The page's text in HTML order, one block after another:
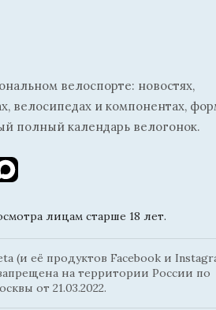
велоспорте: новостях,
велосипедах и компонентах,
полный календарь велогонок.
лицам старше 18 лет.
(и её продуктов Facebook и
на территории России по
от 21.03.2022.